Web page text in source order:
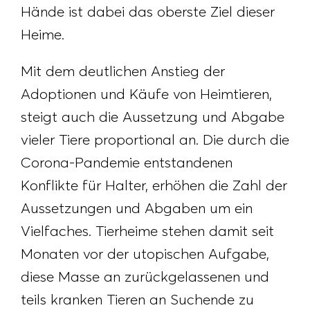
Hände ist dabei das oberste Ziel dieser
Heime.
Mit dem deutlichen Anstieg der
Adoptionen und Käufe von Heimtieren,
steigt auch die Aussetzung und Abgabe
vieler Tiere proportional an. Die durch die
Corona-Pandemie entstandenen
Konflikte für Halter, erhöhen die Zahl der
Aussetzungen und Abgaben um ein
Vielfaches. Tierheime stehen damit seit
Monaten vor der utopischen Aufgabe,
diese Masse an zurückgelassenen und
teils kranken Tieren an Suchende zu